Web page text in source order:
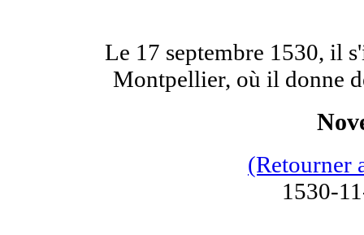
Le 17 septembre 1530, il
Montpellier, où il donne
(Retourner
1530-